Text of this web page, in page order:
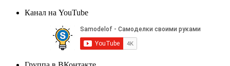
Канал на YouTube